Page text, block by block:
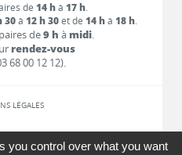
de 14 hà 17 h.
30à 12 h 30et de 14 hà 18 h.
de9 h à midi.
rendez-vous
68 00 12 12).
LÉGALES
you control over what you want